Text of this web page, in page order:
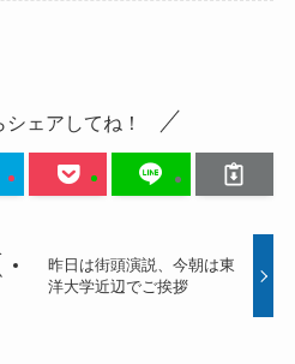
シェアしてね！
昨日は街頭演説、今朝は東
洋大学近辺でご挨拶